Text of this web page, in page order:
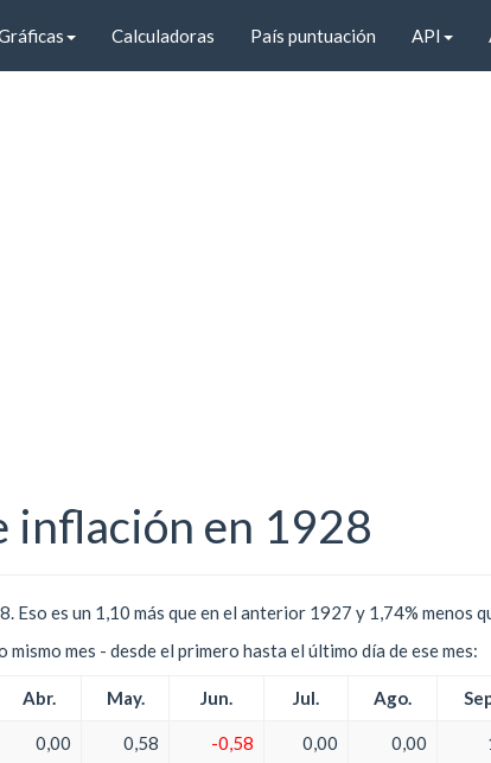
Calculadoras País puntuación API
inflación en 1928
Eso es un 1,10 más que en el anterior 1927 y 1,74% menos
mes - desde el primero hasta el último día de ese mes:
Abr. May. Jun. Jul. Ago.
0,00 0,58 -0,58 0,00 0,00